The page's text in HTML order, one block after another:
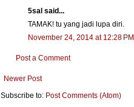
5sal said...
TAMAK! tu yang jadi lupa diri.
November 24, 2014 at 12:28 PM
Post a Comment
Newer Post
Subscribe to: Post Comments (Atom)